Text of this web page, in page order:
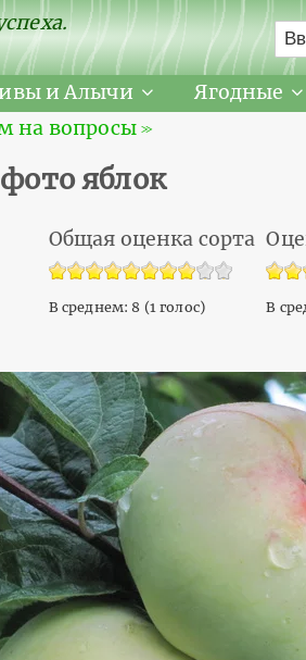
и Алычи Ягодные
на вопросы ≫
яблок
В
Общая оценка сорта
В среднем:8 (1 голос)